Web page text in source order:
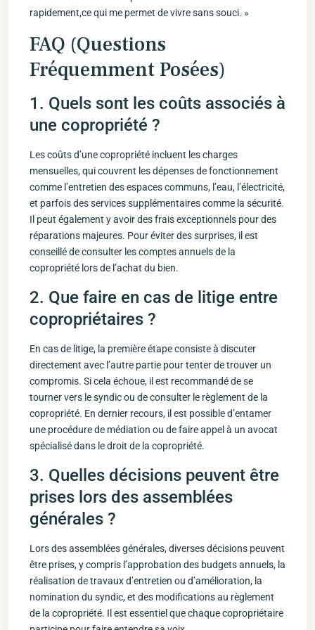
‍rapidement,ce​ qui me permet ‍de vivre sans souci. »
FAQ (Questions
⁣Fréquemment Posées)
1. Quels sont les coûts associés à
une copropriété ?
Les coûts d’une ‍copropriété incluent les charges
mensuelles, qui ⁣couvrent les dépenses de⁢ fonctionnement
comme l’entretien des espaces communs, l’eau, l’électricité,
et​ parfois des⁢ services supplémentaires comme​ la sécurité.
Il peut également⁣ y avoir des frais exceptionnels pour des
⁣réparations ⁢majeures. Pour éviter‍ des surprises, il est
conseillé de consulter les comptes annuels de la
copropriété lors de l’achat ⁣du bien.
2. Que faire en cas de litige​ entre
copropriétaires ?
En cas⁣ de litige, la première étape consiste à ⁤discuter
directement avec l’autre partie pour tenter de trouver un
compromis. Si⁢ cela ⁢échoue, il est recommandé de se
tourner vers le syndic ou de⁣ consulter le règlement de la
copropriété. En dernier recours, il est possible d’entamer
une⁣ procédure de ​médiation ou de faire appel ‌à un avocat
spécialisé dans le droit de la copropriété.
3.⁤ Quelles décisions peuvent être
prises lors​ des assemblées
générales ?
Lors des assemblées générales, diverses décisions peuvent
‌être prises, y ​compris l’approbation des ‍budgets annuels, la
réalisation ‌de travaux d’entretien ou d’amélioration, la
nomination du syndic, et des modifications au règlement
de ⁣la copropriété. Il est essentiel que chaque ⁢copropriétaire